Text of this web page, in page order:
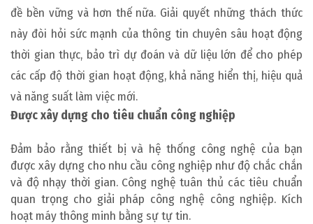
đề bền vững và hơn thế nữa. Giải quyết những thách thức
này đòi hỏi sức mạnh của thông tin chuyên sâu hoạt động
thời gian thực, bảo trì dự đoán và dữ liệu lớn để cho phép
các cấp độ thời gian hoạt động, khả năng hiển thị, hiệu quả
và năng suất làm việc mới.
Được xây dựng cho tiêu chuẩn công nghiệp
Đảm bảo rằng thiết bị và hệ thống công nghệ của bạn
được xây dựng cho nhu cầu công nghiệp như độ chắc chắn
và độ nhạy thời gian. Công nghệ tuân thủ các tiêu chuẩn
quan trọng cho giải pháp công nghệ công nghiệp. Kích
hoạt máy thông minh bằng sự tự tin.